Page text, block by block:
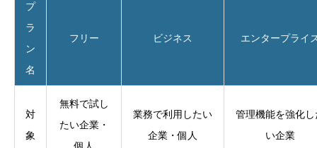
プ
ラ
ン
名
フリー ビジネス エンタープライ
対
象
無料で試し
たい企業・
個人
業務で利用したい
企業・個人
管理機能を強化し
い企業